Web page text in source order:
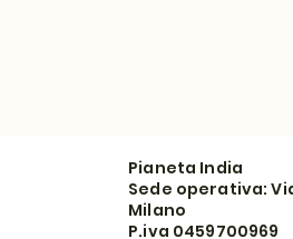
Pianeta India
Sede operativa:
Milano
P.iva 0459700969